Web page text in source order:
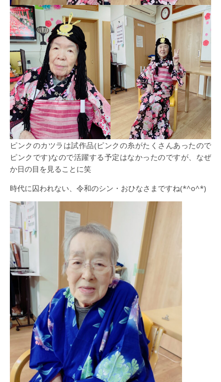
ピンクのカツラは試作品(ピンクの糸がたくさんあったので
ピンクです)なので活躍する予定はなかったのですが、なぜ
か日の目を見ることに笑
時代に囚われない、令和のシン・おひなさまですね(*^o^*)